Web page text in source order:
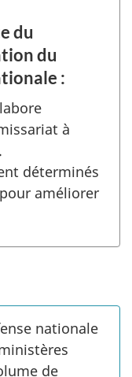
du
du
:
à
déterminés
améliorer
nationale
de